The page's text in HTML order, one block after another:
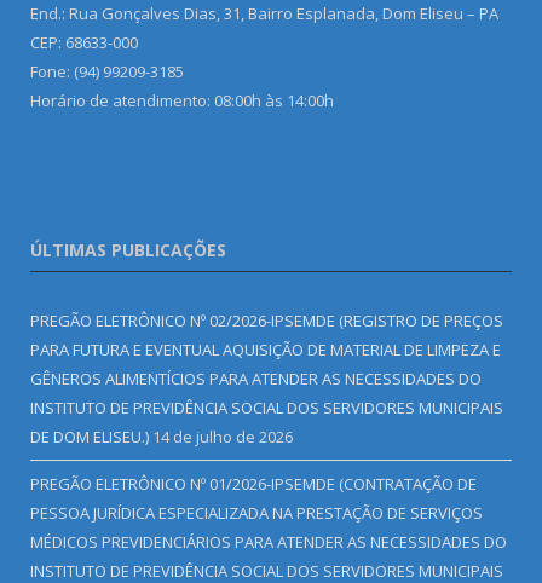
End.: Rua Gonçalves Dias, 31, Bairro Esplanada, Dom Eliseu – PA
CEP: 68633-000
Fone: (94) 99209-3185
Horário de atendimento: 08:00h às 14:00h
ÚLTIMAS PUBLICAÇÕES
PREGÃO ELETRÔNICO Nº 02/2026-IPSEMDE (REGISTRO DE PREÇOS
PARA FUTURA E EVENTUAL AQUISIÇÃO DE MATERIAL DE LIMPEZA E
GÊNEROS ALIMENTÍCIOS PARA ATENDER AS NECESSIDADES DO
INSTITUTO DE PREVIDÊNCIA SOCIAL DOS SERVIDORES MUNICIPAIS
DE DOM ELISEU.) 14 de julho de 2026
PREGÃO ELETRÔNICO Nº 01/2026-IPSEMDE (CONTRATAÇÃO DE
PESSOA JURÍDICA ESPECIALIZADA NA PRESTAÇÃO DE SERVIÇOS
MÉDICOS PREVIDENCIÁRIOS PARA ATENDER AS NECESSIDADES DO
INSTITUTO DE PREVIDÊNCIA SOCIAL DOS SERVIDORES MUNICIPAIS